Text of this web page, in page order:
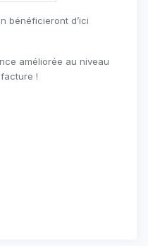
bénéficieront d’ici
améliorée au niveau
!